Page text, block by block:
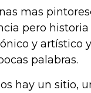
mas
pero
y artístico
palabras.
hay un sitio,